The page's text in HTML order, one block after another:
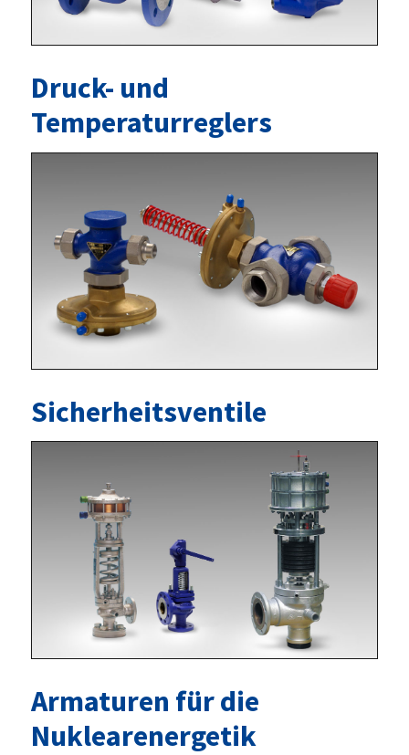
Druck- und
Temperaturreglers
Sicherheitsventile
Armaturen für die
Nuklearenergetik